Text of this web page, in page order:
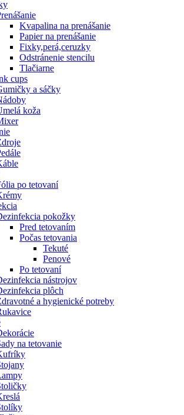
Kvapalina na prenášanie
Papier na prenášanie
Fixky,perá,ceruzky
Odstránenie stencilu
Tlačiarne
cups
a sáčky
koža
po tetovaní
pokožky
Pred tetovaním
Počas tetovania
Tekuté
Penové
Po tetovaní
nástrojov
plôch
a hygienické potreby
na tetovanie